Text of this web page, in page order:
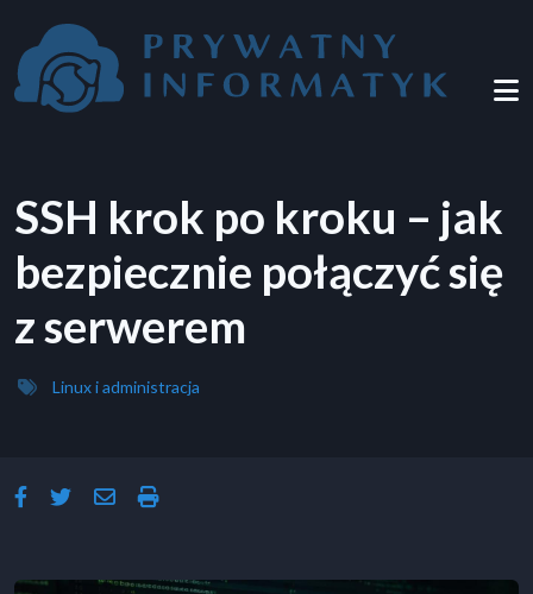
SSH krok po kroku – jak
bezpiecznie połączyć się
z serwerem
Linux i administracja
facebook-f
twitter
envelope
print